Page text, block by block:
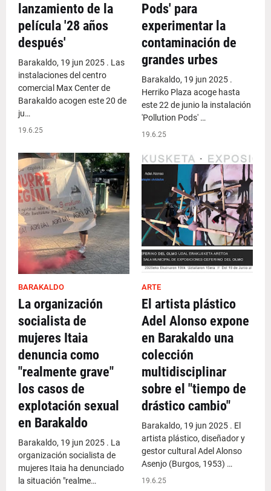
lanzamiento de la
película '28 años
después'
Barakaldo, 19 jun 2025 . Las
instalaciones del centro
comercial Max Center de
Barakaldo acogen este 20 de
ju…
19.6.25
Pods' para
experimentar la
contaminación de
grandes urbes
Barakaldo, 19 jun 2025 .
Herriko Plaza acoge hasta
este 22 de junio la instalación
'Pollution Pods' …
19.6.25
BARAKALDO
La organización
socialista de
mujeres Itaia
denuncia como
"realmente grave"
los casos de
explotación sexual
en Barakaldo
Barakaldo, 19 jun 2025 . La
organización socialista de
mujeres Itaia ha denunciado
la situación "realme…
ARTE
El artista plástico
Adel Alonso expone
en Barakaldo una
colección
multidisciplinar
sobre el "tiempo de
drástico cambio"
Barakaldo, 19 jun 2025 . El
artista plástico, diseñador y
gestor cultural Adel Alonso
Asenjo (Burgos, 1953) …
19.6.25